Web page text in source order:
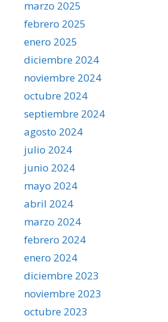
marzo 2025
febrero 2025
enero 2025
diciembre 2024
noviembre 2024
octubre 2024
septiembre 2024
agosto 2024
julio 2024
junio 2024
mayo 2024
abril 2024
marzo 2024
febrero 2024
enero 2024
diciembre 2023
noviembre 2023
octubre 2023